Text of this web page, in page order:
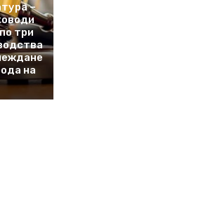
–
три
на